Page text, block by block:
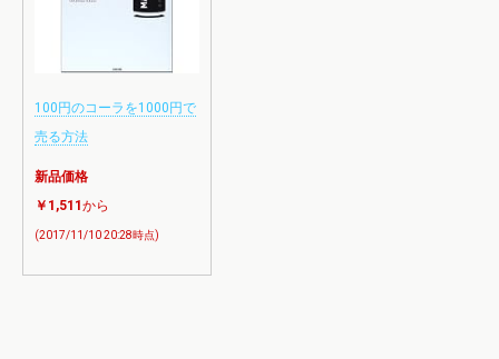
100円のコーラを1000円で
売る方法
新品価格
￥1,511 から
(2017/11/10 20:28時点)